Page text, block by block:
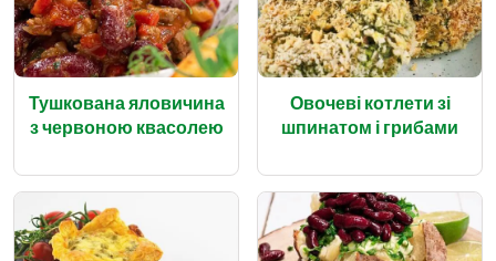
Тушкована яловичина
з червоною квасолею
Овочеві котлети зі
шпинатом і грибами